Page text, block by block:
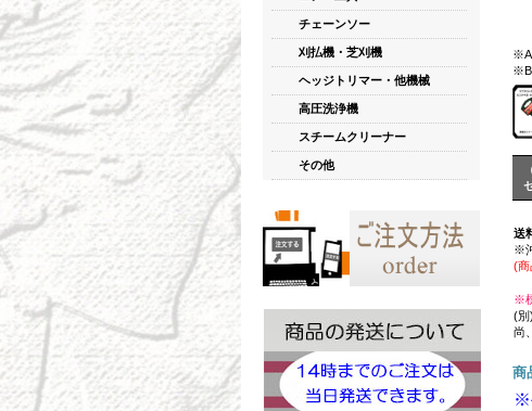
※A
※B
送
※
(商
※
(別
尚
商
※
チェーンソー
刈払機・芝刈機
ヘッジトリマー・他機械
高圧洗浄機
スチームクリーナー
その他